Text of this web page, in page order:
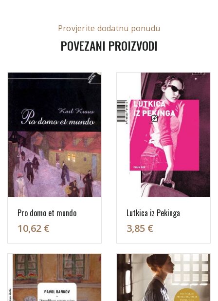
Provjerite dodatnu ponudu
POVEZANI PROIZVODI
Pro domo et mundo
10,62 €
Lutkica iz Pekinga
3,85 €